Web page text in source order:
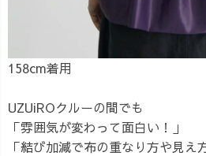
158cm着用
UZUiROクルーの間でも
「雰囲気が変わって面白い！」
「結び加減で布の重なり方や見え